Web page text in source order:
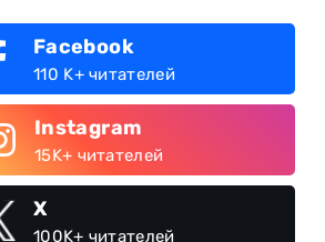
Facebook
110 K+ читателей
Instagram
15K+ читателей
X
100K+ читателей